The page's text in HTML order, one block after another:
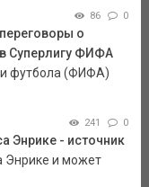
86 0
о
Суперлигу ФИФА
футбола (ФИФА)
241 0
Энрике - источник
Энрике и может